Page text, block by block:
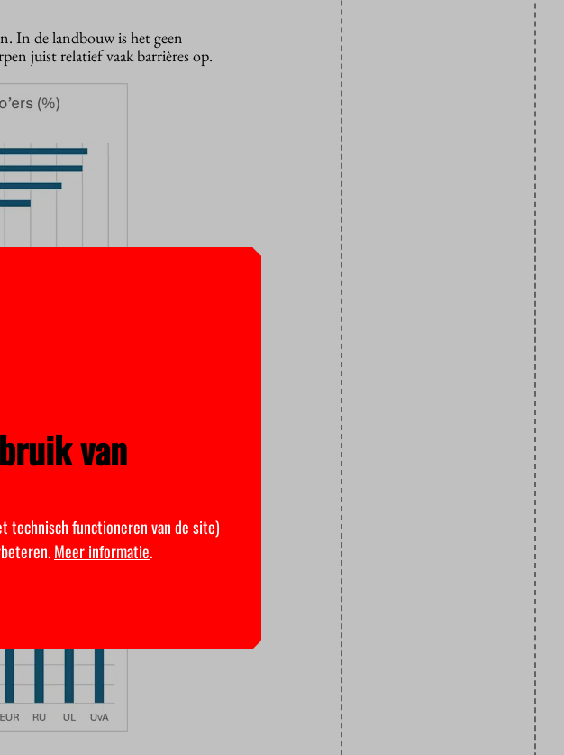
In de landbouw is het geen
juist relatief vaak barrières op.
en die van Leiden. Ook de
Eindhoven en Wageningen
van
technisch functioneren van de site)
Meer informatie.